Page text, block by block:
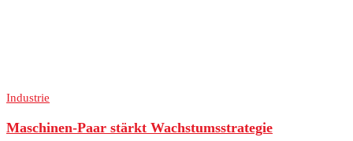
Industrie
Maschinen-Paar stärkt Wachstumsstrategie